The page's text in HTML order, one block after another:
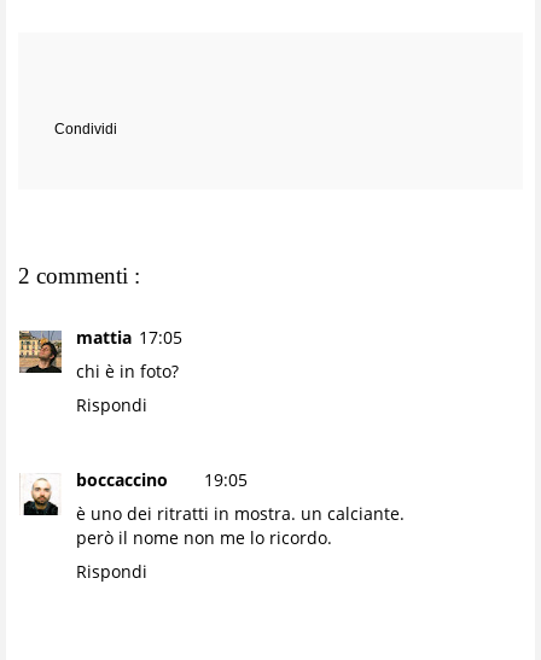
Condividi
2 commenti :
mattia 17:05
chi è in foto?
Rispondi
boccaccino
19:05
è uno dei ritratti in mostra. un calciante.
però il nome non me lo ricordo.
Rispondi